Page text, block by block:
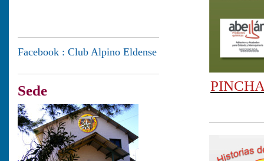
Facebook : Club Alpino Eldense
Sede